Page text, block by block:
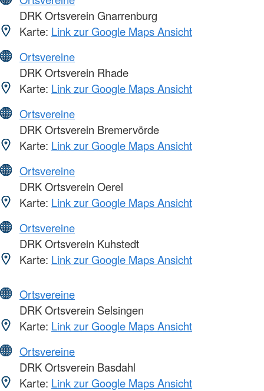
DRK Ortsverein Gnarrenburg
Karte: Link zur Google Maps Ansicht
Ortsvereine
DRK Ortsverein Rhade
Karte: Link zur Google Maps Ansicht
Ortsvereine
DRK Ortsverein Bremervörde
Karte: Link zur Google Maps Ansicht
Ortsvereine
DRK Ortsverein Oerel
Karte: Link zur Google Maps Ansicht
Ortsvereine
DRK Ortsverein Kuhstedt
Karte: Link zur Google Maps Ansicht
Ortsvereine
DRK Ortsverein Selsingen
Karte: Link zur Google Maps Ansicht
Ortsvereine
DRK Ortsverein Basdahl
Karte: Link zur Google Maps Ansicht